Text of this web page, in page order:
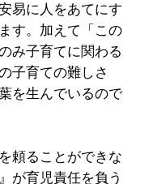
易に人をあてにす
す。加えて「この
み子育てに関わる
子育ての難しさ
を生んでいるので
頼ることができな
が育児責任を負う